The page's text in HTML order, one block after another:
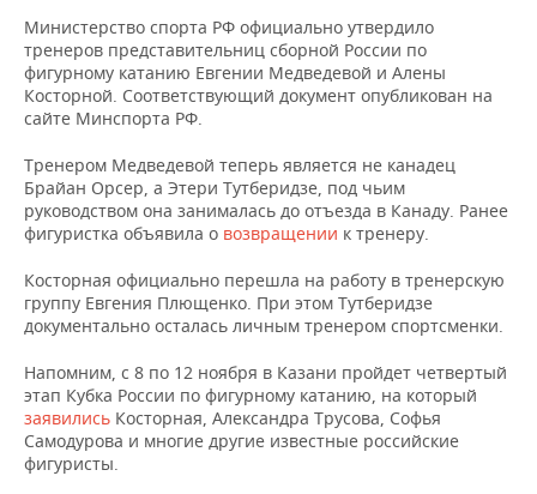
КОРОЛИ ГОСЗАКАЗА ПФО
ВУЗЫ ТАТАРСТАНА
ТОРГОВЫЕ ЦЕНТРЫ
ТАТАРСТАНА
ФИНАНСЫ
БАНКИ
ИНВЕСТИЦИИ
НОВОСТИ
ПРОМЫШЛЕННОСТИ
АГРОПРОМ
МАШИНОСТРОЕНИЕ
НЕФТЕХИМИЯ
НЕФТЬ
ОПК
ЭНЕРГЕТИКА
НЕДВИЖИМОСТЬ
НОВОСТИ НЕДВИЖИМОСТИ
АВТО
НОВОСТИ БИЗНЕСА
ТРАНСПОРТ
УСЛУГИ
ТЕХНОЛОГИИ
IT
МЕДИА
ТЕЛЕКОММУНИКАЦИИ
НОВОСТИ МЕРОПРИЯТИЙ
ВЫЕЗДНАЯ РЕДАКЦИЯ
БИЗНЕС-БРАНЧИ
ONLINE-КОНФЕРЕНЦИИ
СПОРТ
НОВОСТИ СПОРТА
ФУТБОЛ
ХОККЕЙ
ОБЩЕСТВО
НОВОСТИ ОБЩЕСТВА
ВЛАСТЬ
ФОТОГАЛЕРЕЯ
СЮЖЕТЫ
Министерство спорта РФ официально утвердило
тренеров представительниц сборной России по
фигурному катанию Евгении Медведевой и Алены
Косторной. Соответствующий документ опубликован на
сайте Минспорта РФ.
Тренером Медведевой теперь является не канадец
Брайан Орсер, а Этери Тутберидзе, под чьим
руководством она занималась до отъезда в Канаду. Ранее
фигуристка объявила о возвращении к тренеру.
Косторная официально перешла на работу в тренерскую
группу Евгения Плющенко. При этом Тутберидзе
документально осталась личным тренером спортсменки.
Напомним, с 8 по 12 ноября в Казани пройдет четвертый
этап Кубка России по фигурному катанию, на который
заявились Косторная, Александра Трусова, Софья
Самодурова и многие другие известные российские
фигуристы.